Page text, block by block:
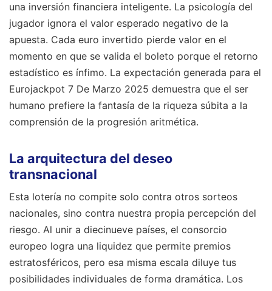
una inversión financiera inteligente. La psicología del
jugador ignora el valor esperado negativo de la
apuesta. Cada euro invertido pierde valor en el
momento en que se valida el boleto porque el retorno
estadístico es ínfimo. La expectación generada para el
Eurojackpot 7 De Marzo 2025 demuestra que el ser
humano prefiere la fantasía de la riqueza súbita a la
comprensión de la progresión aritmética.
La arquitectura del deseo
transnacional
Esta lotería no compite solo contra otros sorteos
nacionales, sino contra nuestra propia percepción del
riesgo. Al unir a diecinueve países, el consorcio
europeo logra una liquidez que permite premios
estratosféricos, pero esa misma escala diluye tus
posibilidades individuales de forma dramática. Los